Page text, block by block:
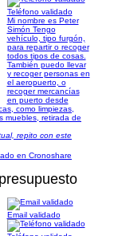
Teléfono validado
Mi nombre es Peter
Simón Tengo
vehículo, tipo furgón,
para repartir o recoger
todos tipos de cosas.
También puedo llevar
y recoger personas en
el aeropuerto, o
recoger mercancías
en puerto desde
como limpiezas,
muebles, retirada de
repito con este
en Cronoshare
Email validado